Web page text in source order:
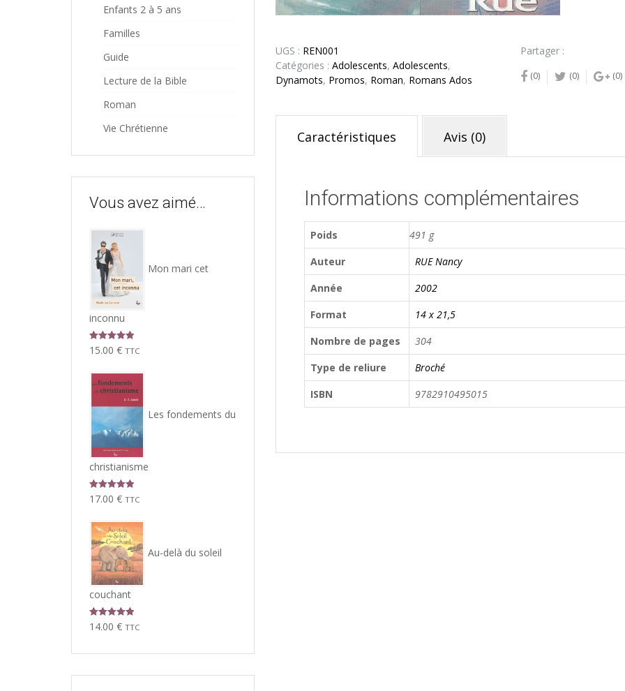
UGS : REN001
Catégories : Adolescents, Adolescents,
Dynamots, Promos, Roman, Romans Ados
Partager :
(0) (0) (0)
Caractéristiques Avis (0)
Informations complémentaires
Poids
491 g
Auteur
RUE Nancy
Année
2002
Format
14 x 21,5
Nombre de pages
304
Type de reliure
Broché
ISBN
9782910495015
Enfants 2 à 5 ans
Familles
Guide
Lecture de la Bible
Roman
Vie Chrétienne
Vous avez aimé…
Mon mari cet
inconnu
Note 5.00
15.00 € TTC
Les fondements du
christianisme
Note 5.00
17.00 € TTC
Au-delà du soleil
couchant
Note 5.00
14.00 € TTC